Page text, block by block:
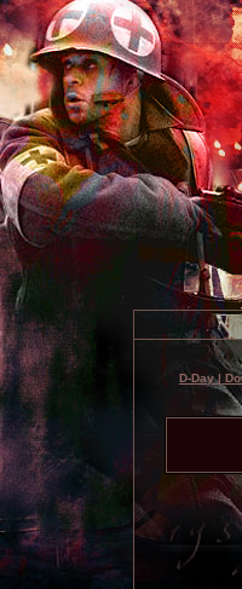
D-Day |